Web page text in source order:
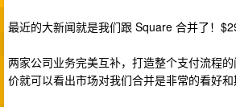
最近的大新闻就是我们跟 Square 合并了！
两家公司业务完美互补，打造整个支付流程
价就可以看出市场对我们合并是非常的看好和